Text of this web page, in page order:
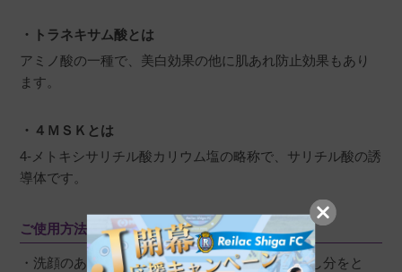
・トラネキサム酸とは
アミノ酸の一種で、美白効果の他に肌あれ防止効果もあり
ます。
・４ＭＳＫとは
4-メトキシサリチル酸カリウム塩の略称で、サリチル酸の誘
導体です。
ご使用方法
・洗顔のあと、コットンにディスペンサー3回押し分をと